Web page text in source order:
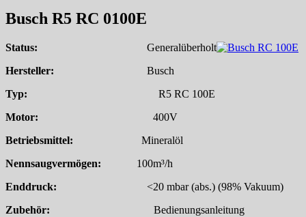
Busch R5 RC 0100E
Status: Generalüberholt
Hersteller: Busch
Typ: R5 RC 100E
Motor: 400V
Betriebsmittel: Mineralöl
Nennsaugvermögen:
100m³/h
Enddruck: <20 mbar (abs.) (98% Vakuum)
Zubehör:
Bedienungsanleitung